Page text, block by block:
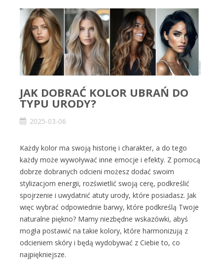
JAK DOBRAĆ KOLOR UBRAŃ DO
TYPU URODY?
2025-03-06
Każdy kolor ma swoją historię i charakter, a do tego
każdy może wywoływać inne emocje i efekty. Z pomocą
dobrze dobranych odcieni możesz dodać swoim
stylizacjom energii, rozświetlić swoją cerę, podkreślić
spojrzenie i uwydatnić atuty urody, które posiadasz. Jak
więc wybrać odpowiednie barwy, które podkreślą Twoje
naturalne piękno? Mamy niezbędne wskazówki, abyś
mogła postawić na takie kolory, które harmonizują z
odcieniem skóry i będą wydobywać z Ciebie to, co
najpiękniejsze.